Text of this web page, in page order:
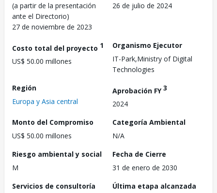
(a partir de la presentación
ante el Directorio)
27 de noviembre de 2023
26 de julio de 2024
Costo total del proyecto 1
US$ 50.00 millones
Organismo Ejecutor
IT-Park,Ministry of Digital
Technologies
Región
Europa y Asia central
Aprobación FY3
2024
Monto del Compromiso
US$ 50.00 millones
Categoría Ambiental
N/A
Riesgo ambiental y social
M
Fecha de Cierre
31 de enero de 2030
Servicios de consultoría
Última etapa alcanzada